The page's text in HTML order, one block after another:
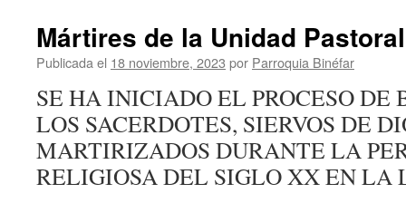
Mártires de la Unidad
Publicada el 18 noviembre, 2023 por Parroquia Binéfar
SE HA INICIADO EL PROCESO DE
LOS SACERDOTES, SIERVOS DE
MARTIRIZADOS DURANTE LA
RELIGIOSA DEL SIGLO XX EN LA